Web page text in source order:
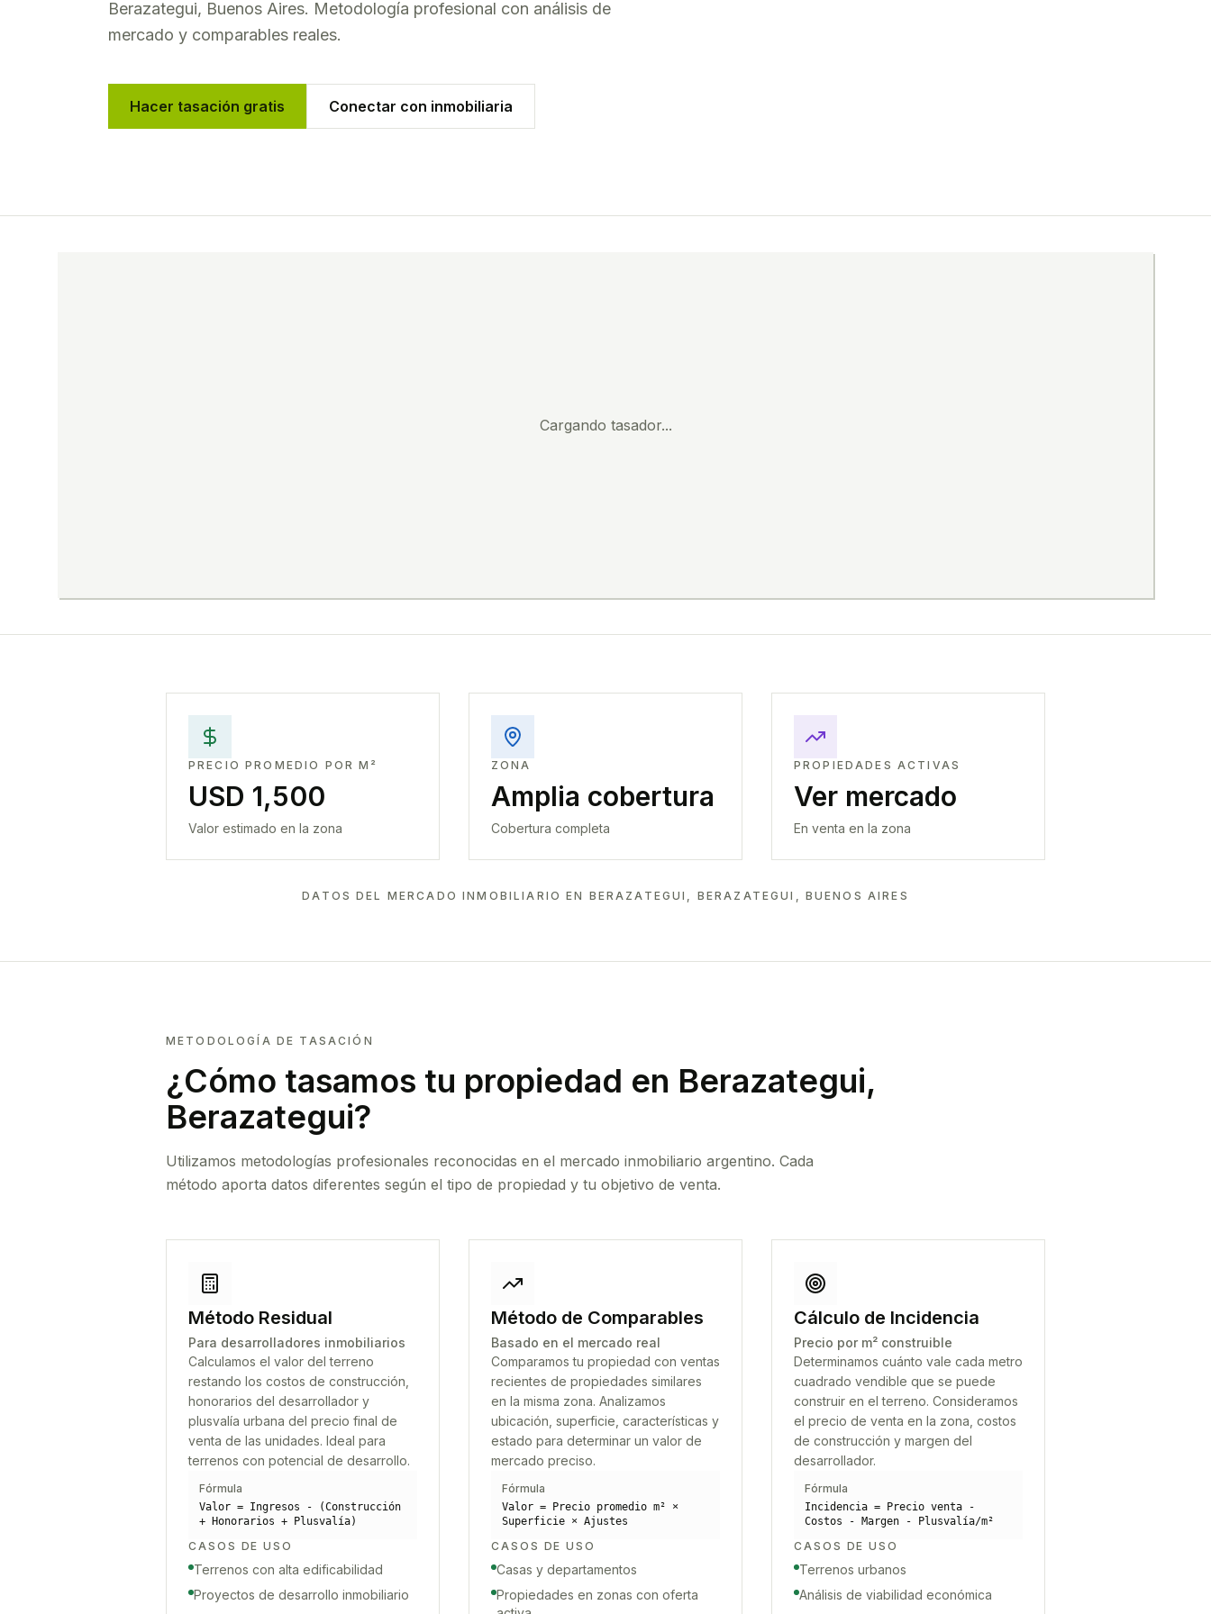
Berazategui, Buenos Aires. Metodología profesional con análisis de
mercado y comparables reales.
Hacer tasación gratis Conectar con inmobiliaria
Cargando tasador...
PRECIO PROMEDIO POR M²
USD 1,500
Valor estimado en la zona
ZONA
Amplia cobertura
Cobertura completa
PROPIEDADES ACTIVAS
Ver mercado
En venta en la zona
DATOS DEL MERCADO INMOBILIARIO EN BERAZATEGUI, BERAZATEGUI, BUENOS AIRES
METODOLOGÍA DE TASACIÓN
¿Cómo tasamos tu propiedad en Berazategui,
Berazategui?
Utilizamos metodologías profesionales reconocidas en el mercado inmobiliario argentino. Cada
método aporta datos diferentes según el tipo de propiedad y tu objetivo de venta.
Método Residual
Para desarrolladores inmobiliarios
Calculamos el valor del terreno
restando los costos de construcción,
honorarios del desarrollador y
plusvalía urbana del precio final de
venta de las unidades. Ideal para
terrenos con potencial de desarrollo.
Fórmula
Valor = Ingresos - (Construcción
+ Honorarios + Plusvalía)
CASOS DE USO
Terrenos con alta edificabilidad
Proyectos de desarrollo inmobiliario
Método de Comparables
Basado en el mercado real
Comparamos tu propiedad con ventas
recientes de propiedades similares
en la misma zona. Analizamos
ubicación, superficie, características y
estado para determinar un valor de
mercado preciso.
Fórmula
Valor = Precio promedio m² ×
Superficie × Ajustes
CASOS DE USO
Casas y departamentos
Propiedades en zonas con oferta
Cálculo de Incidencia
Precio por m² construible
Determinamos cuánto vale cada metro
cuadrado vendible que se puede
construir en el terreno. Consideramos
el precio de venta en la zona, costos
de construcción y margen del
desarrollador.
Fórmula
Incidencia = Precio venta -
Costos - Margen - Plusvalía/m²
CASOS DE USO
Terrenos urbanos
Análisis de viabilidad económica